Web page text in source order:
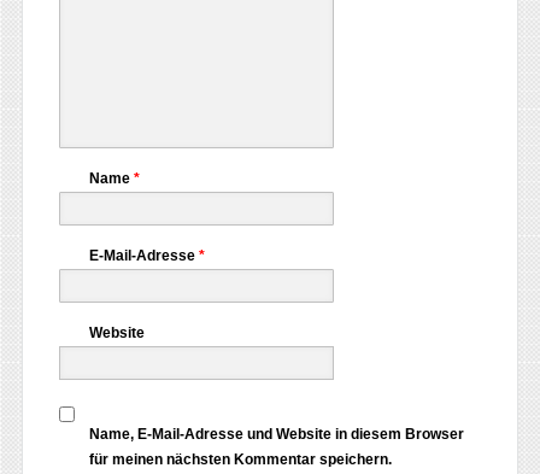
Name *
E-Mail-Adresse *
Website
Name, E-Mail-Adresse und Website in diesem Browser
für meinen nächsten Kommentar speichern.